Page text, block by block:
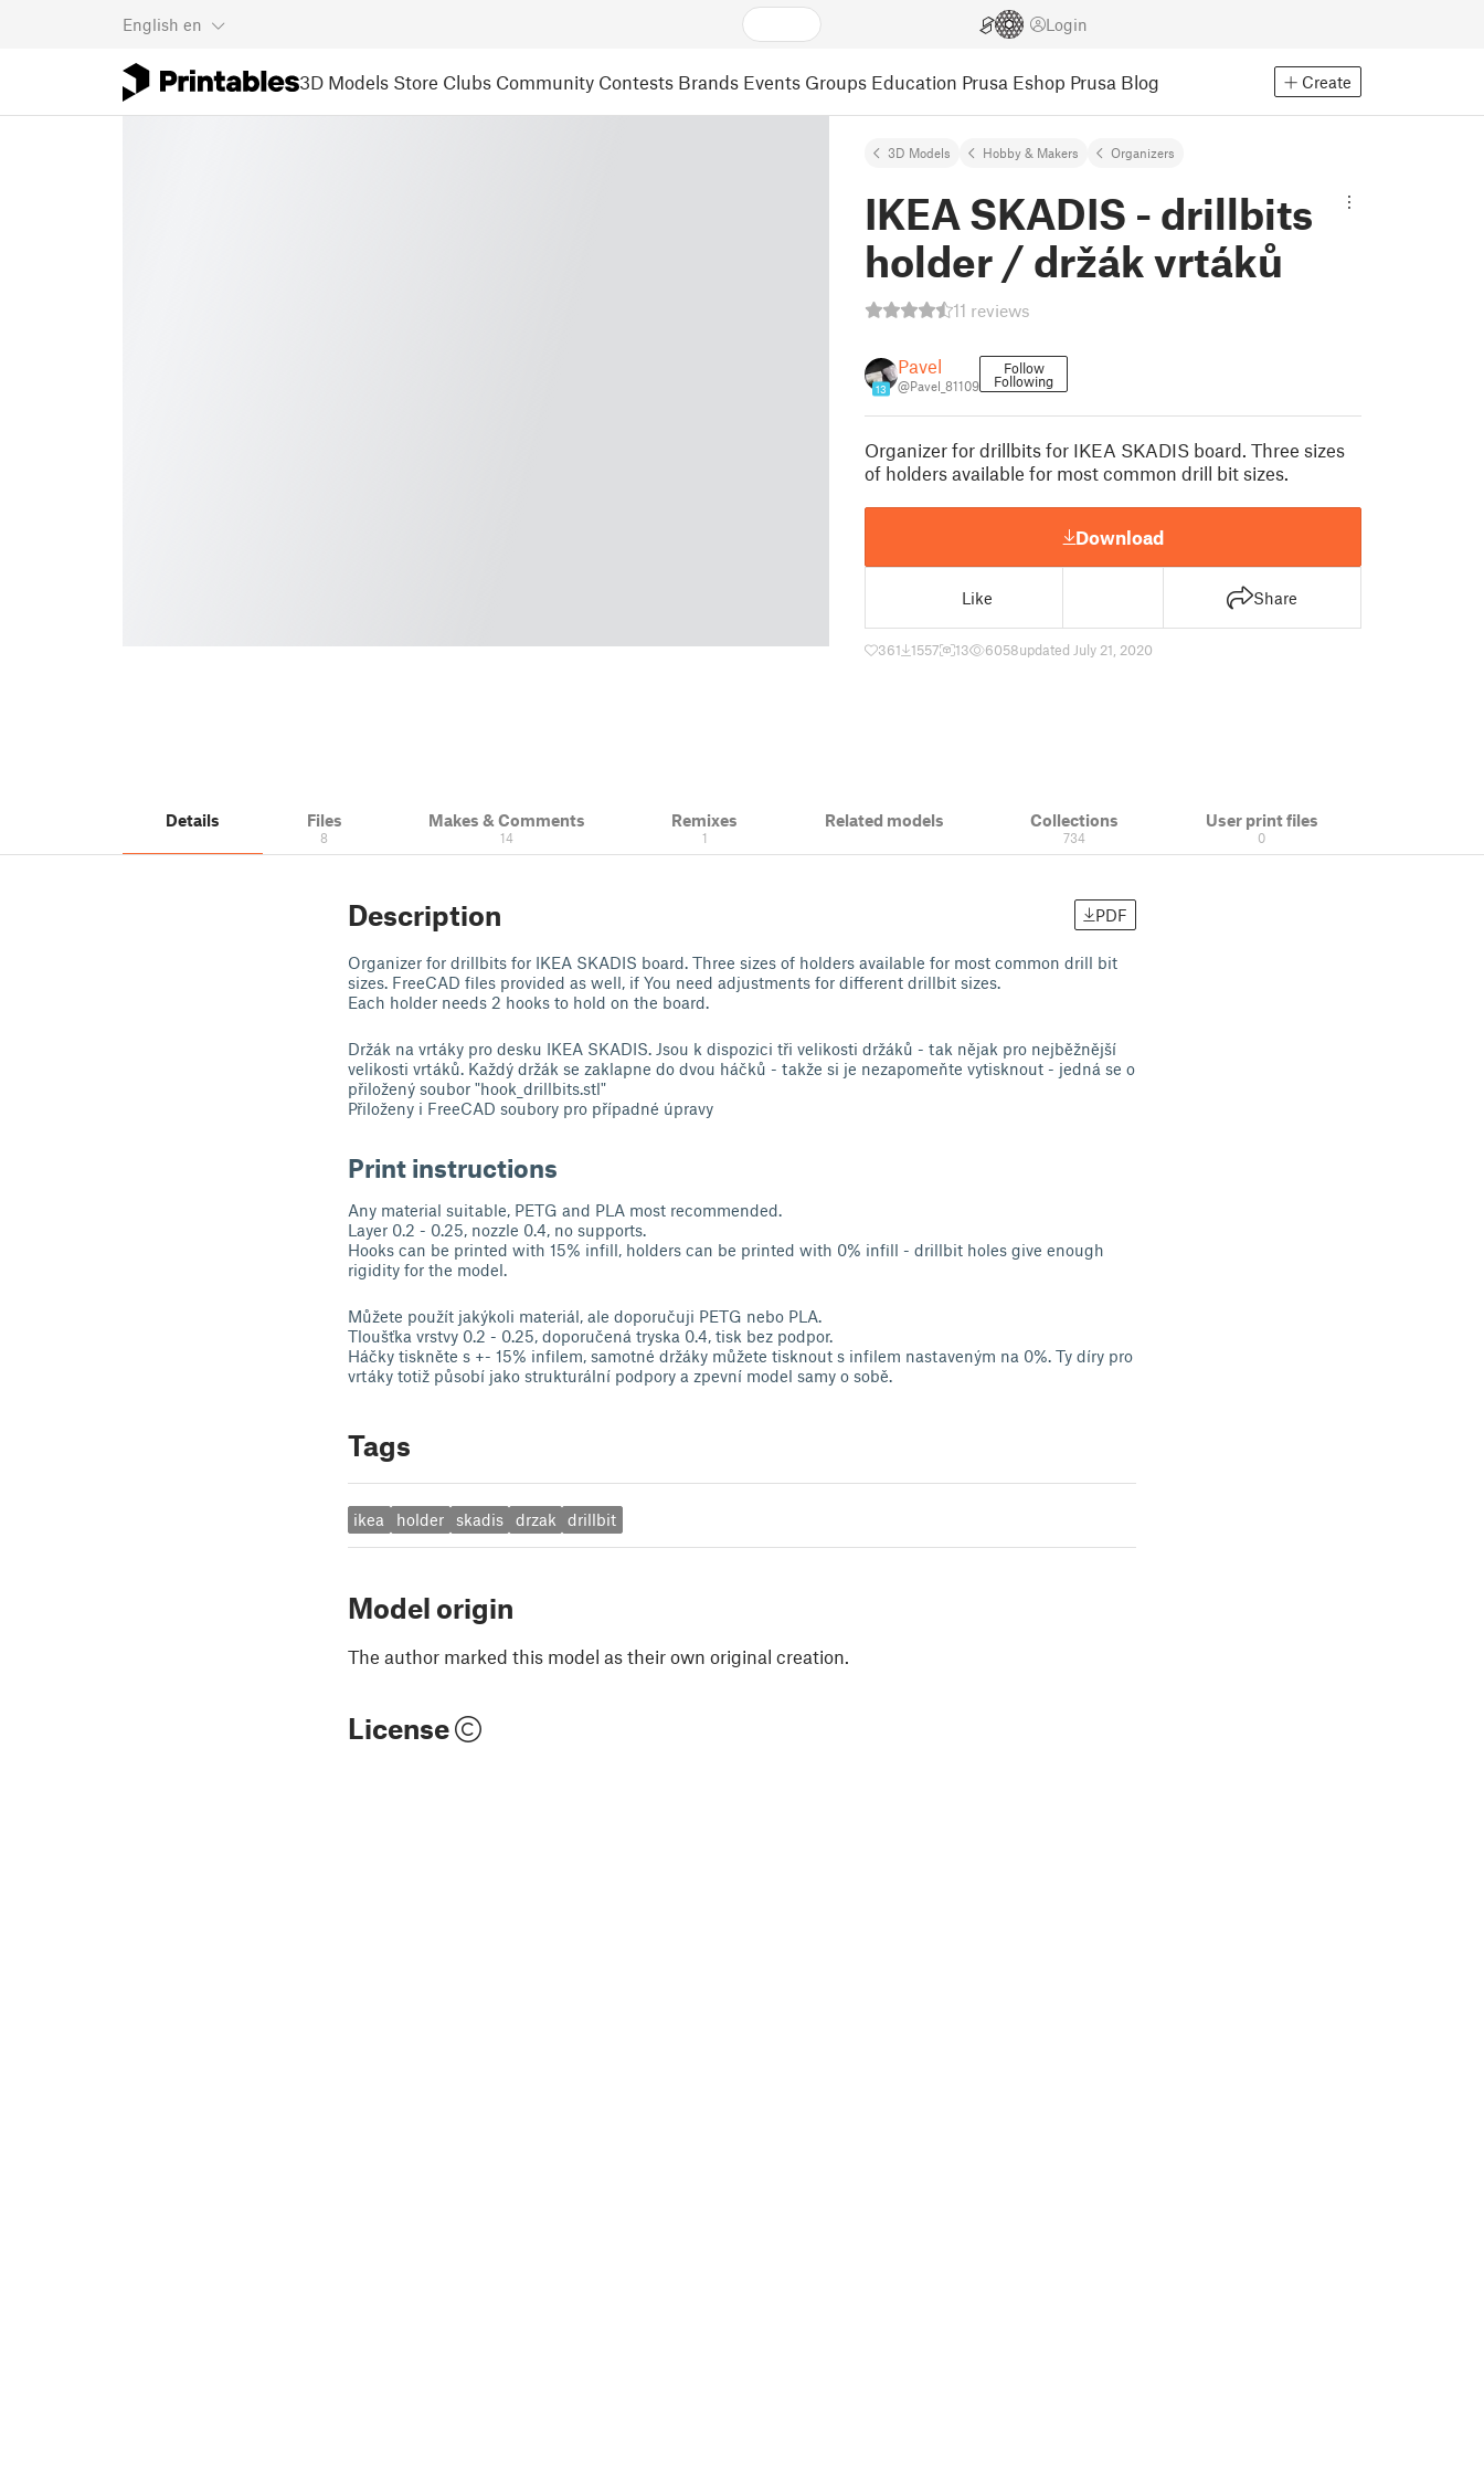
English en Login
3D Models Store Clubs Community Contests Brands Events Groups Education Prusa Eshop Prusa Blog Create
3D Models Hobby & Makers Organizers
IKEA SKADIS - drillbits
holder / držák vrtáků
11 reviews
13
Pavel
@Pavel_81109
Follow
Following
Organizer for drillbits for IKEA SKADIS board. Three sizes
of holders available for most common drill bit sizes.
Download
Like Share
361 1557 13 6058updated July 21, 2020
Details Files
8
Makes & Comments
14
Remixes
1
Related models Collections
734
User print files
0
Description PDF
Organizer for drillbits for IKEA SKADIS board. Three sizes of holders available for most common drill bit
sizes. FreeCAD files provided as well, if You need adjustments for different drillbit sizes.
Each holder needs 2 hooks to hold on the board.
Držák na vrtáky pro desku IKEA SKADIS. Jsou k dispozici tři velikosti držáků - tak nějak pro nejběžnější
velikosti vrtáků. Každý držák se zaklapne do dvou háčků - takže si je nezapomeňte vytisknout - jedná se o
přiložený soubor "hook_drillbits.stl"
Přiloženy i FreeCAD soubory pro případné úpravy
Print instructions
Any material suitable, PETG and PLA most recommended.
Layer 0.2 - 0.25, nozzle 0.4, no supports.
Hooks can be printed with 15% infill, holders can be printed with 0% infill - drillbit holes give enough
rigidity for the model.
Můžete použít jakýkoli materiál, ale doporučuji PETG nebo PLA.
Tloušťka vrstvy 0.2 - 0.25, doporučená tryska 0.4, tisk bez podpor.
Háčky tiskněte s +- 15% infilem, samotné držáky můžete tisknout s infilem nastaveným na 0%. Ty díry pro
vrtáky totiž působí jako strukturální podpory a zpevní model samy o sobě.
Tags
ikea holder skadis drzak drillbit
Model origin
The author marked this model as their own original creation.
License